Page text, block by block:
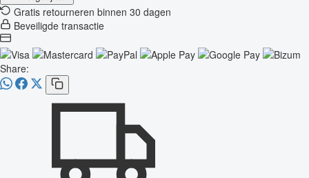
Gratis retourneren binnen 30 dagen
Beveiligde transactie
Share: